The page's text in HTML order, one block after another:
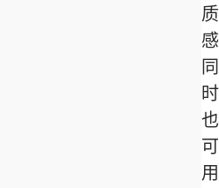
质
同
时
也
可
用